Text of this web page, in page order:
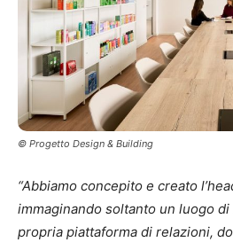
© Progetto Design & Building
“Abbiamo concepito e creato
immaginando soltanto un luogo di
propria piattaforma di relazioni,